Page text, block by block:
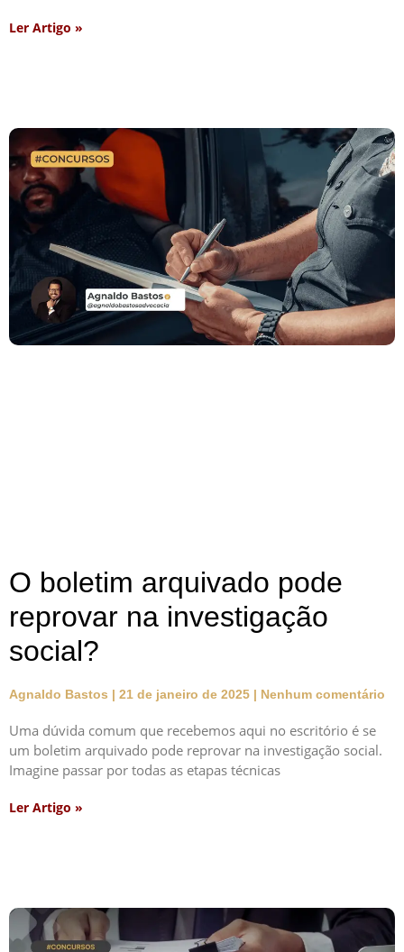
Ler Artigo »
O boletim arquivado pode
reprovar na investigação
social?
Agnaldo Bastos 21 de janeiro de 2025 Nenhum comentário
Uma dúvida comum que recebemos aqui no escritório é se
um boletim arquivado pode reprovar na investigação social.
Imagine passar por todas as etapas técnicas
Ler Artigo »